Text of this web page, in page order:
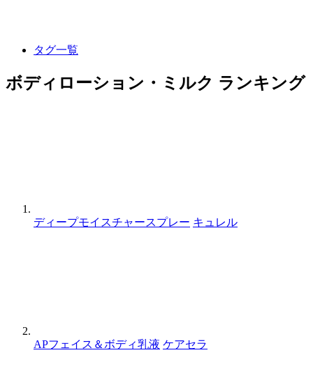
タグ一覧
ボディローション・ミルク ランキング
ディープモイスチャースプレー キュレル
APフェイス＆ボディ乳液 ケアセラ